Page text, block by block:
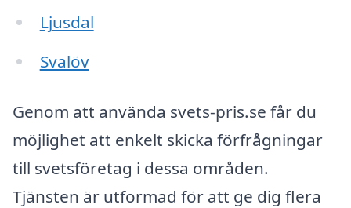
Ljusdal
Svalöv
Genom att använda svets-pris.se får du
möjlighet att enkelt skicka förfrågningar
till svetsföretag i dessa områden.
Tjänsten är utformad för att ge dig flera